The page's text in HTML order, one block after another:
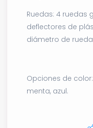
Ruedas: 4 ruedas
deflectores de
diámetro de
Opciones de
menta, azul.